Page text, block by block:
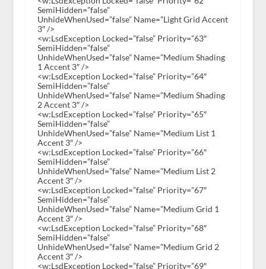
SemiHidden=”false”
UnhideWhenUsed=”false” Name=”Light Grid Accent
3″ />
<w:LsdException Locked=”false” Priority=”63″
SemiHidden=”false”
UnhideWhenUsed=”false” Name=”Medium Shading
1 Accent 3″ />
<w:LsdException Locked=”false” Priority=”64″
SemiHidden=”false”
UnhideWhenUsed=”false” Name=”Medium Shading
2 Accent 3″ />
<w:LsdException Locked=”false” Priority=”65″
SemiHidden=”false”
UnhideWhenUsed=”false” Name=”Medium List 1
Accent 3″ />
<w:LsdException Locked=”false” Priority=”66″
SemiHidden=”false”
UnhideWhenUsed=”false” Name=”Medium List 2
Accent 3″ />
<w:LsdException Locked=”false” Priority=”67″
SemiHidden=”false”
UnhideWhenUsed=”false” Name=”Medium Grid 1
Accent 3″ />
<w:LsdException Locked=”false” Priority=”68″
SemiHidden=”false”
UnhideWhenUsed=”false” Name=”Medium Grid 2
Accent 3″ />
<w:LsdException Locked=”false” Priority=”69″